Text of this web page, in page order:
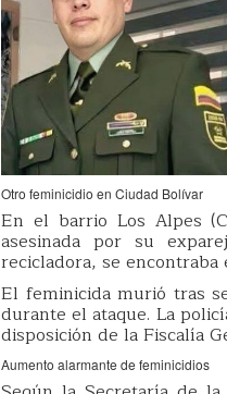
Otro feminicidio en Ciudad Bolívar
En el barrio Los Alpes
asesinada por su
recicladora, se encontraba
El feminicida murió tras
durante el ataque. La
disposición de la Fiscalía
Aumento alarmante de feminicidios